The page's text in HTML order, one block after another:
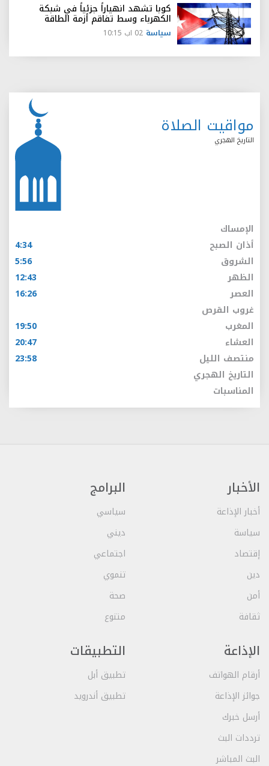
كوبا تشهد انهياراً جزئياً في شبكة
الكهرباء وسط تفاقم أزمة الطاقة
سياسة 02 اب 10:15
مواقيت الصلاة
التاريخ الهجري
الإمساك
أذان الصبح
4:34
الشروق
5:56
الظهر
12:43
العصر
16:26
غروب القرص
المغرب
19:50
العشاء
20:47
منتصف الليل
23:58
التاريخ الهجري
المناسبات
الأخبار
أخبار الإذاعة
سياسة
إقتصاد
دين
أمن
ثقافة
البرامج
سياسي
ديني
اجتماعي
تنموي
صحة
متنوع
الإذاعة
أرقام الهواتف
جوائز الإذاعة
أرسل خبرك
ترددات البث
البث المباشر
التطبيقات
تطبيق أبل
تطبيق أندرويد